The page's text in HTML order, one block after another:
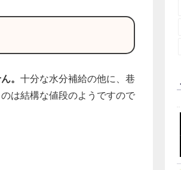
。 十分な水分補給の他に、巷
は結構な値段のようですので